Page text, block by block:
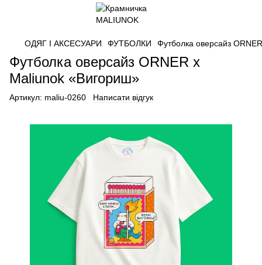
ОДЯГ І АКСЕСУАРИ ФУТБОЛКИ Футболка оверсайз
Футболка оверсайз ORNER х
Maliunok «Вигориш»
Артикул: maliu-0260 Написати відгук